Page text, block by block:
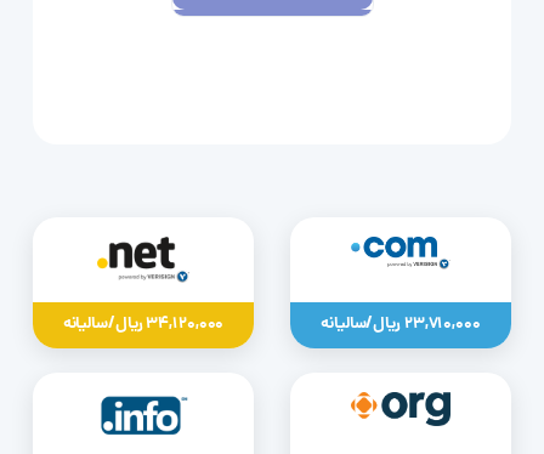
23,710,000 ریال/سالیانه 34,120,000 ریال/سالیانه